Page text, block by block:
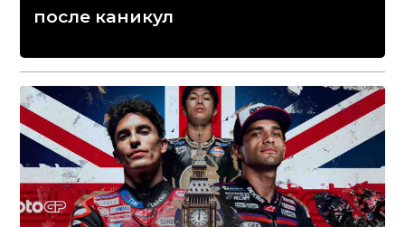
после каникул